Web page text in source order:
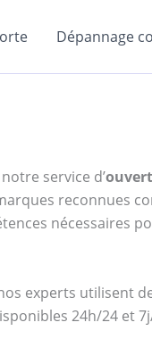
Dépannage
service d’
reconnues
nécessaires
experts utilisent
24h/24 et